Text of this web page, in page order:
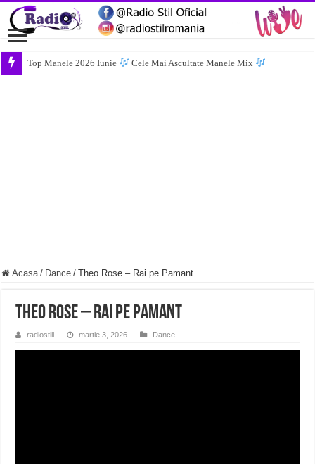
Top Manele 2026 Iunie Cele Mai Ascultate Manele Mix
Acasa / Dance / Theo Rose – Rai pe Pamant
Theo Rose – Rai pe Pamant
radiostill martie 3, 2026 Dance